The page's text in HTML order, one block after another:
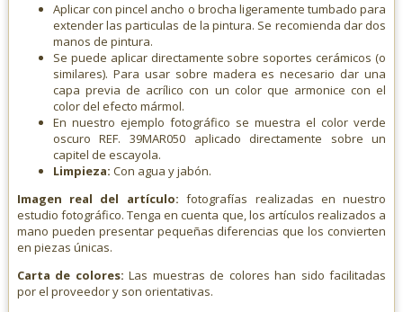
Aplicar con pincel ancho o brocha ligeramente tumbado para
extender las particulas de la pintura. Se recomienda dar dos
manos de pintura.
Se puede aplicar directamente sobre soportes cerámicos (o
similares). Para usar sobre madera es necesario dar una
capa previa de acrílico con un color que armonice con el
color del efecto mármol.
En nuestro ejemplo fotográfico se muestra el color verde
oscuro REF. 39MAR050 aplicado directamente sobre un
capitel de escayola.
Limpieza: Con agua y jabón.
Imagen real del artículo: fotografías realizadas en nuestro
estudio fotográfico. Tenga en cuenta que, los artículos realizados a
mano pueden presentar pequeñas diferencias que los convierten
en piezas únicas.
Carta de colores: Las muestras de colores han sido facilitadas
por el proveedor y son orientativas.